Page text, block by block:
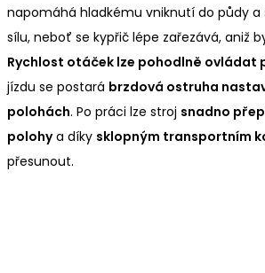
napomáhá hladkému vniknutí do půdy a
sílu, neboť se kypřič lépe zařezává, aniž
Rychlost otáček lze pohodlně ovládat
jízdu se postará brzdová ostruha
polohách. Po práci lze stroj snadno
polohya díky sklopným transportním
přesunout.